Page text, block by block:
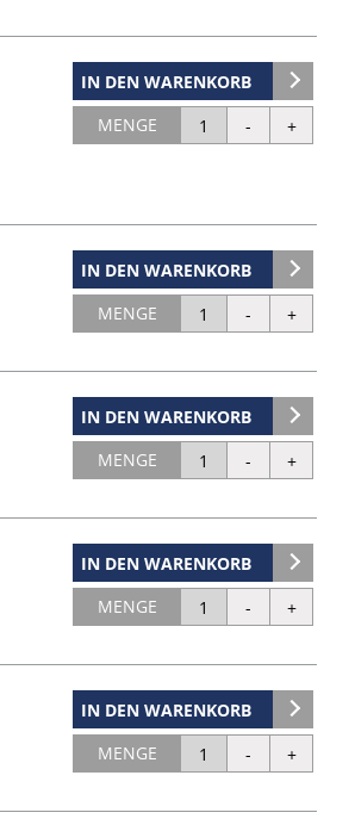
IN DEN WARENKORB
MENGE
IN DEN WARENKORB
MENGE
IN DEN WARENKORB
MENGE
IN DEN WARENKORB
MENGE
IN DEN WARENKORB
MENGE